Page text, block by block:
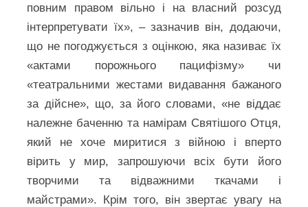
повним правом вільно і на власний розсуд
інтерпретувати їх», – зазначив він, додаючи,
що не погоджується з оцінкою, яка називає їх
«актами порожнього пацифізму» чи
«театральними жестами видавання бажаного
за дійсне», що, за його словами, «не віддає
належне баченню та намірам Святішого Отця,
який не хоче миритися з війною і вперто
вірить у мир, запрошуючи всіх бути його
творчими та відважними ткачами і
майстрами». Крім того, він звертає увагу на